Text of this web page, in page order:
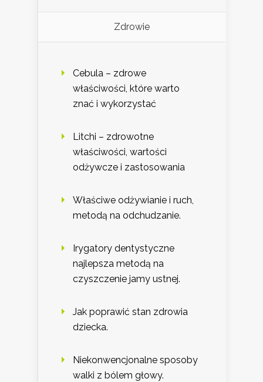
Zdrowie
Cebula – zdrowe
właściwości, które warto
znać i wykorzystać
Litchi – zdrowotne
właściwości, wartości
odżywcze i zastosowania
Właściwe odżywianie i ruch,
metodą na odchudzanie.
Irygatory dentystyczne
najlepsza metodą na
czyszczenie jamy ustnej.
Jak poprawić stan zdrowia
dziecka.
Niekonwencjonalne sposoby
walki z bólem głowy.